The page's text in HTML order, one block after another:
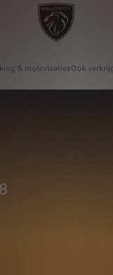
& motorisaties